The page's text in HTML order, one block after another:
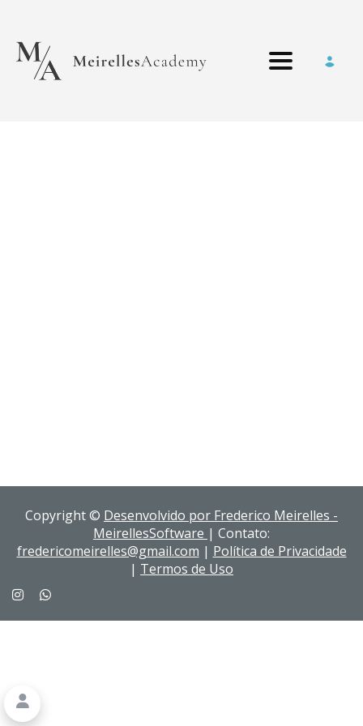
Toggle
Copyright © Desenvolvido por Frederico Meirelles -
MeirellesSoftware | Contato:
fredericomeirelles@gmail.com | Política de Privacidade
| Termos de Uso